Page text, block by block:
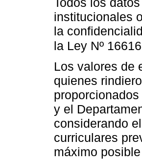
institucionales
la
la Ley Nº 16616
Los valores de
quienes
y el
considerando
curriculares
máximo